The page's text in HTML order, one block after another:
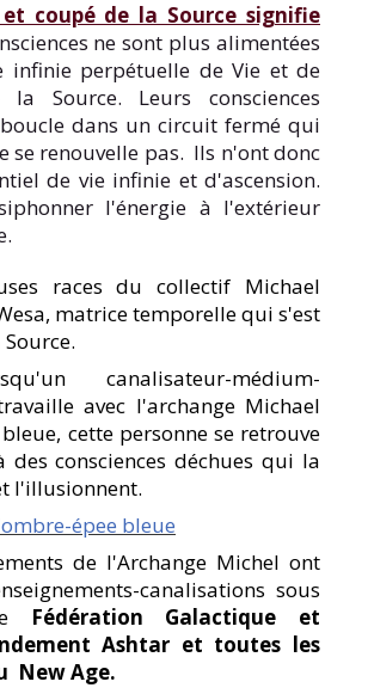
coupé de la Source signifie
ne sont plus alimentées
infinie perpétuelle de Vie et de
Source. Leurs consciences
dans un circuit fermé qui
se renouvelle pas. Ils n'ont donc
de vie infinie et d'ascension.
l'énergie à l'extérieur
races du collectif Michael
matrice temporelle qui s'est
canalisateur-médium-
avec l'archange Michael
cette personne se retrouve
consciences déchues qui la
l'illusionnent.
épee bleue
de l'Archange Michel ont
canalisations sous
Fédération Galactique et
Ashtar et toutes les
New Age.